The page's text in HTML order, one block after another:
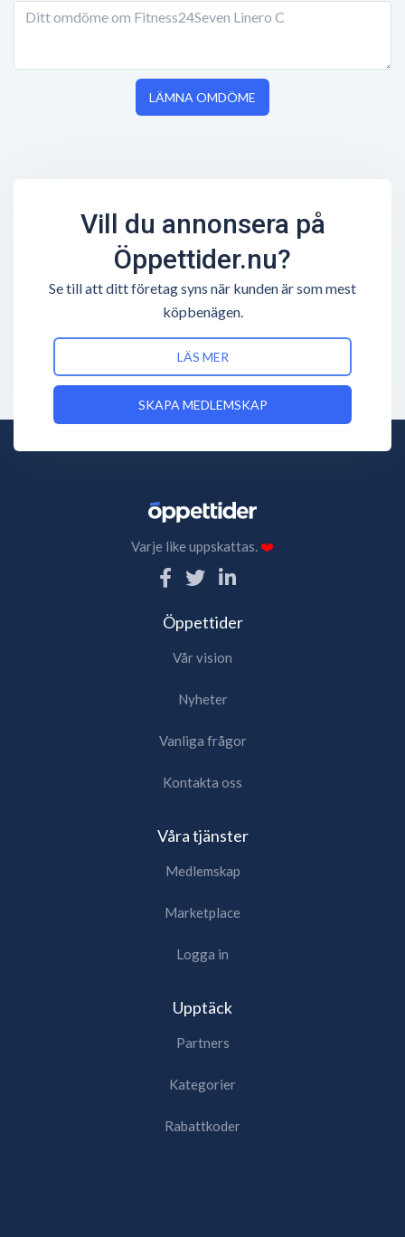
LÄMNA OMDÖME
Vill du annonsera på
Öppettider.nu?
Se till att ditt företag syns när kunden är som mest
köpbenägen.
LÄS MER
SKAPA MEDLEMSKAP
Varje like uppskattas.❤️
Öppettider
Vår vision
Nyheter
Vanliga frågor
Kontakta oss
Våra tjänster
Medlemskap
Marketplace
Logga in
Upptäck
Partners
Kategorier
Rabattkoder